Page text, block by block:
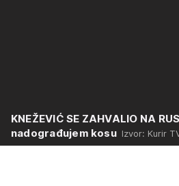
KNEŽEVIĆ SE ZAHVALIO NA
nadograđujem kosuIzvor: Kurir